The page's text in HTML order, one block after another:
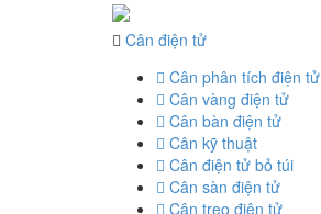
Cân điện tử
Cân phân tích điện tử
Cân vàng điện tử
Cân bàn điện tử
Cân kỹ thuật
Cân điện tử bỏ túi
Cân sàn điện tử
Cân treo điện tử